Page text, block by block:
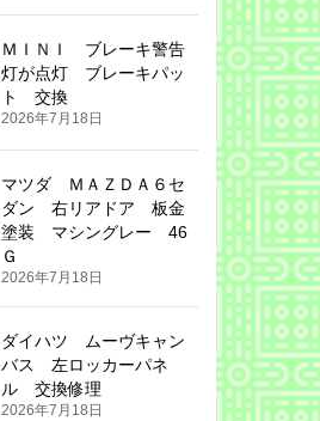
ＭＩＮＩ ブレーキ警告
灯が点灯 ブレーキパッ
ト 交換
2026年7月18日
マツダ ＭＡＺＤＡ６セ
ダン 右リアドア 板金
塗装 マシングレー 46
Ｇ
2026年7月18日
ダイハツ ムーヴキャン
バス 左ロッカーパネ
ル 交換修理
2026年7月18日